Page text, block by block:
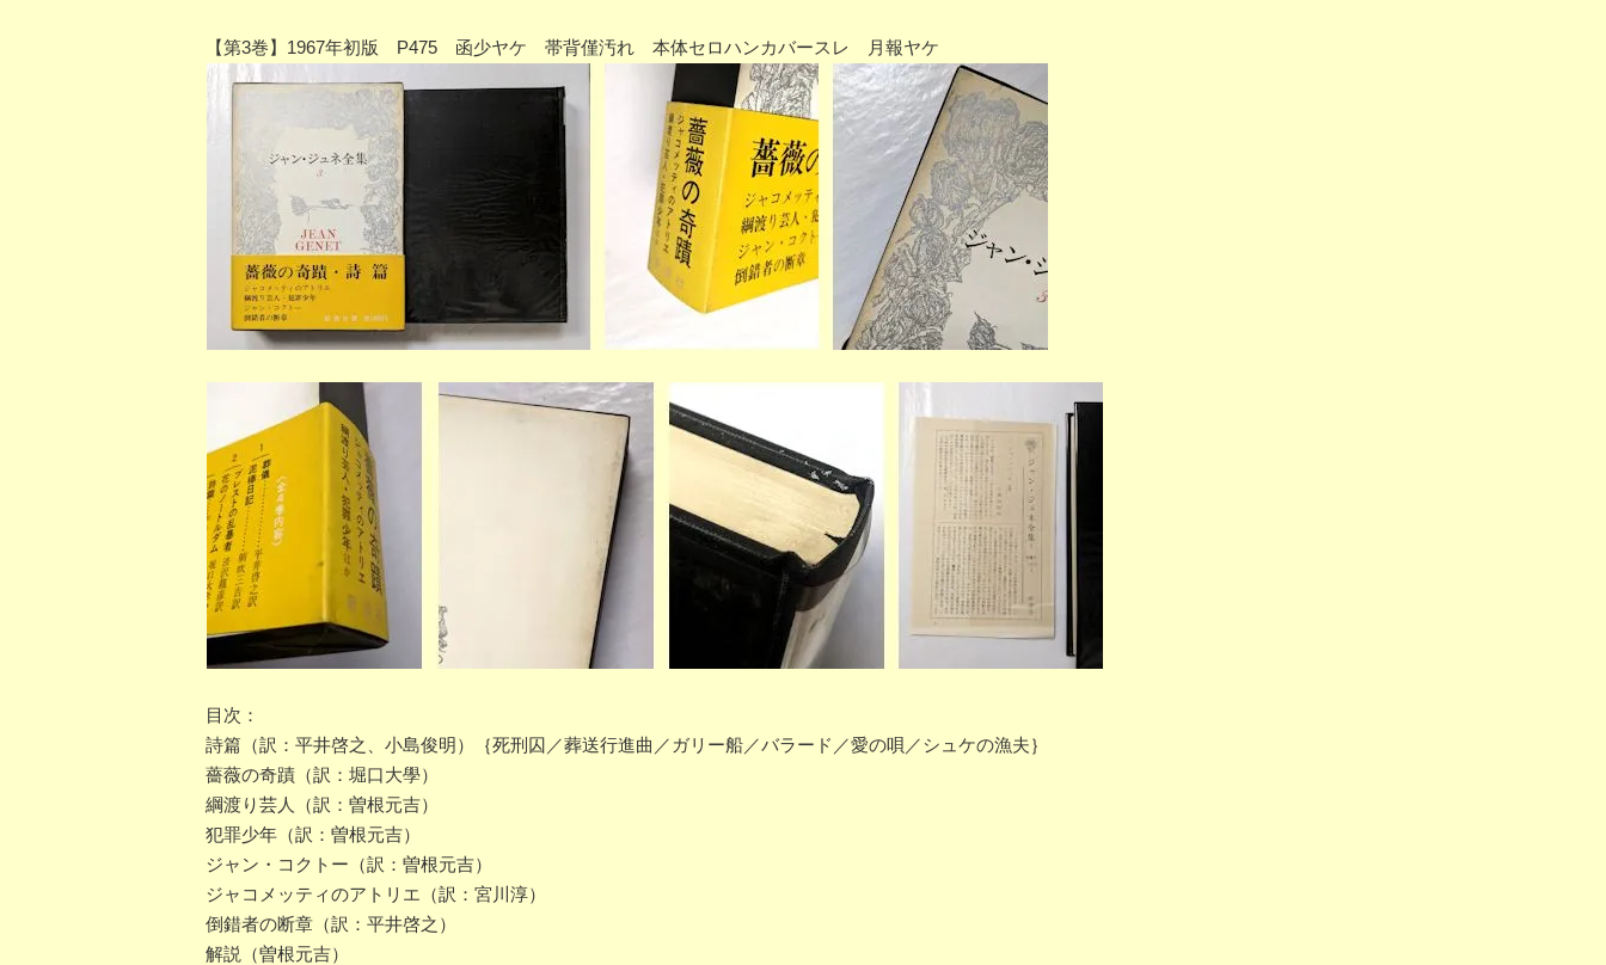
【第3巻】1967年初版 P475 函少ヤケ 帯背僅汚れ 本体セロハンカバースレ 月報ヤケ
目次：
詩篇（訳：平井啓之、小島俊明）｛死刑囚／葬送行進曲／ガリー船／バラード／愛の唄／シュケの漁夫｝
薔薇の奇蹟（訳：堀口大學）
綱渡り芸人（訳：曽根元吉）
犯罪少年（訳：曽根元吉）
ジャン・コクトー（訳：曽根元吉）
ジャコメッティのアトリエ（訳：宮川淳）
倒錯者の断章（訳：平井啓之）
解説（曽根元吉）